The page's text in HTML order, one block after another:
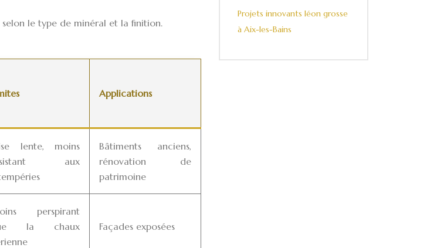
le type de minéral et la finition.
Applications
lente, moins
aux
Bâtiments anciens,
rénovation de
patrimoine
perspirant
la chaux
Façades exposées
Projets innovants léon grosse
à Aix-les-Bains